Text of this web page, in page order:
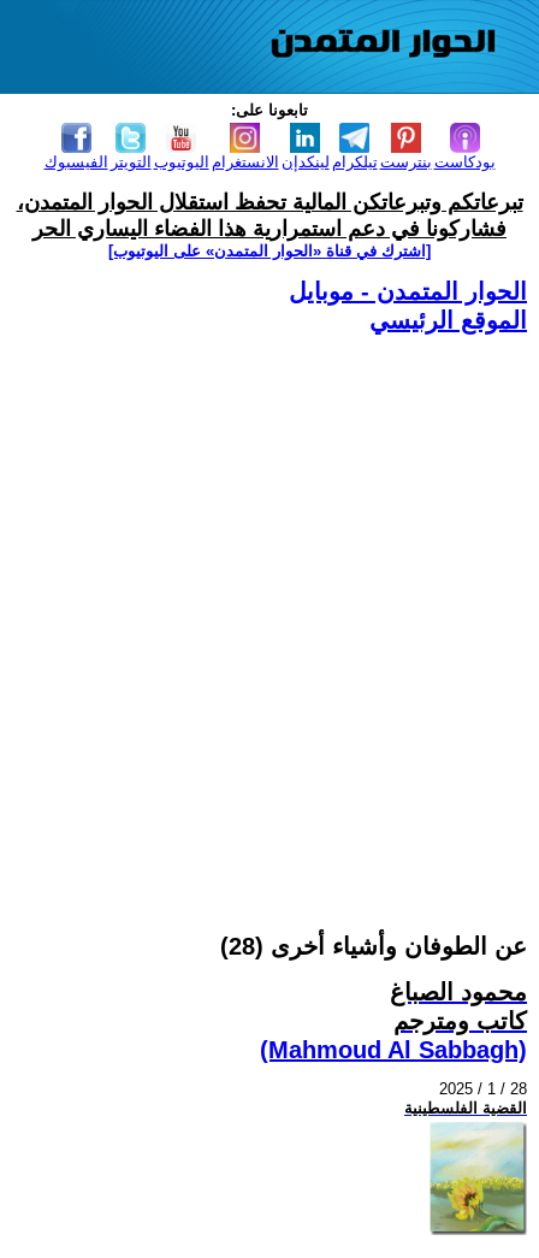
تابعونا على:
الفيسبوك التويتر اليوتيوب الانستغرام لينكدإن تيلكرامبنترست بودكاست
تبرعاتكم وتبرعاتكن المالية تحفظ استقلال الحوار المتمدن،
فشاركونا في دعم استمرارية هذا الفضاء اليساري الحر
[اشترك في قناة ‫«الحوار المتمدن» على اليوتيوب]
الحوار المتمدن - موبايل
الموقع الرئيسي
عن الطوفان وأشياء أخرى (28)
محمود الصباغ
كاتب ومترجم
(Mahmoud Al Sabbagh)
2025 / 1 / 28
القضية الفلسطينية